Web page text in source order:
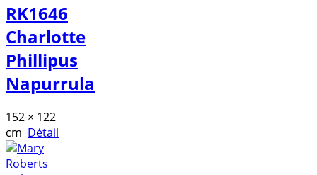
RK1646
Charlotte
Phillipus
Napurrula
152 × 122
cm Détail